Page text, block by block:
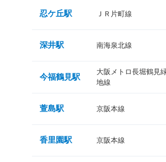
忍ケ丘駅 ＪＲ片町線
深井駅 南海泉北線
今福鶴見駅
大阪メトロ長堀鶴見
地線
萱島駅 京阪本線
香里園駅 京阪本線